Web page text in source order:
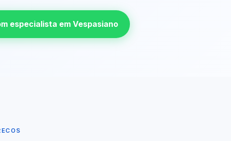
especialista em Vespasiano